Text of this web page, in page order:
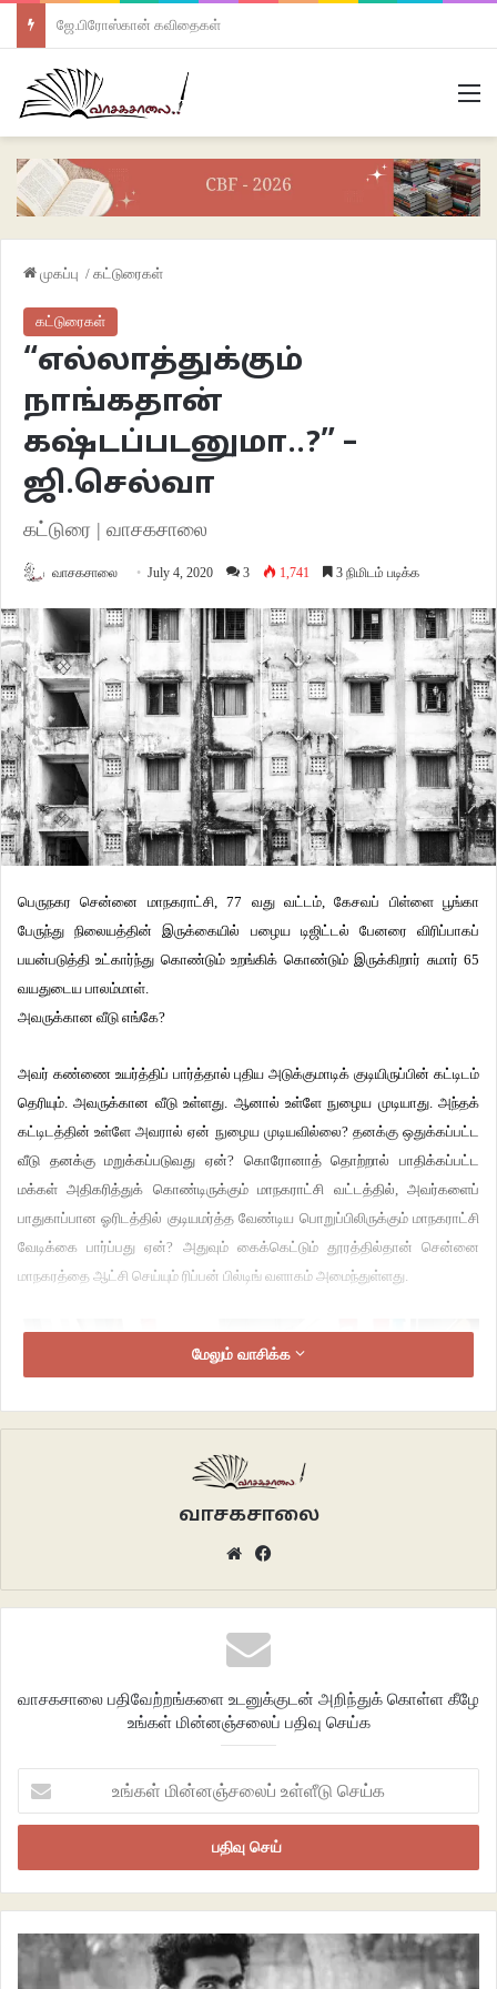
ஜே.பிரோஸ்கான் கவிதைகள்
முகப்பு / கட்டுரைகள்
கட்டுரைகள்
“எல்லாத்துக்கும்
நாங்கதான்
கஷ்டப்படனுமா..?” –
ஜி.செல்வா
கட்டுரை | வாசகசாலை
வாசகசாலை July 4, 2020 3 1,741 3 நிமிடம் படிக்க
பெருநகர சென்னை மாநகராட்சி, 77 வது வட்டம், கேசவப் பிள்ளை பூங்கா
பேருந்து நிலையத்தின் இருக்கையில் பழைய டிஜிட்டல் பேனரை விரிப்பாகப்
பயன்படுத்தி உட்கார்ந்து கொண்டும் உறங்கிக் கொண்டும் இருக்கிறார் சுமார் 65
வயதுடைய பாலம்மாள்.
அவருக்கான வீடு எங்கே?
அவர் கண்ணை உயர்த்திப் பார்த்தால் புதிய அடுக்குமாடிக் குடியிருப்பின் கட்டிடம்
தெரியும். அவருக்கான வீடு உள்ளது. ஆனால் உள்ளே நுழைய முடியாது. அந்தக்
கட்டிடத்தின் உள்ளே அவரால் ஏன் நுழைய முடியவில்லை? தனக்கு ஒதுக்கப்பட்ட
வீடு தனக்கு மறுக்கப்படுவது ஏன்? கொரோனாத் தொற்றால் பாதிக்கப்பட்ட
மக்கள் அதிகரித்துக் கொண்டிருக்கும் மாநகராட்சி வட்டத்தில், அவர்களைப்
பாதுகாப்பான ஓரிடத்தில் குடியமர்த்த வேண்டிய பொறுப்பிலிருக்கும் மாநகராட்சி
வேடிக்கை பார்ப்பது ஏன்? அதுவும் கைக்கெட்டும் தூரத்தில்தான் சென்னை
மாநகரத்தை ஆட்சி செய்யும் ரிப்பன் பில்டிங் வளாகம் அமைந்துள்ளது.
உருவாக்கப்பட்ட குடியிருப்பு மறுக்கப்படும்
மேலும் வாசிக்க
வாசகசாலை
Website
வாசகசாலை பதிவேற்றங்களை உடனுக்குடன் அறிந்துக் கொள்ள கீழே
உங்கள் மின்னஞ்சலைப் பதிவு செய்க
மின்னஞ்சலைப்
உள்ளீடு